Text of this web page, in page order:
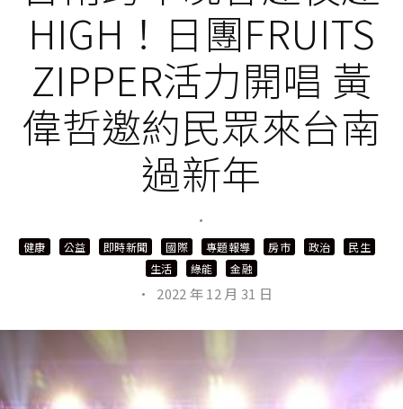
HIGH！日團FRUITS
ZIPPER活力開唱 黃
偉哲邀約民眾來台南
過新年
·
健康 公益 即時新聞 國際 專題報導 房市 政治
民生
生活
綠能 金融
· 2022 年 12 月 31 日